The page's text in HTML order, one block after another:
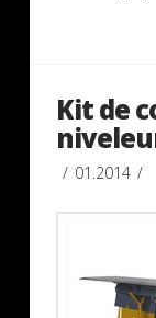
Kit de
01.2014